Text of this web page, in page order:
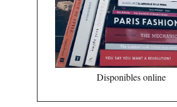
Disponibles online